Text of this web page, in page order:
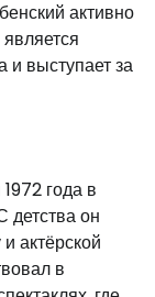
активно
и выступает за
года в
он
актёрской
в